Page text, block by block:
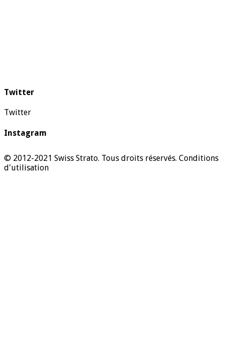
Twitter
Twitter
Instagram
© 2012-2021 Swiss Strato. Tous droits réservés. Conditions
d'utilisation